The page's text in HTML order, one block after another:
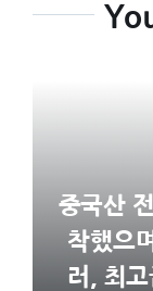
중국산
착했으
러, 최